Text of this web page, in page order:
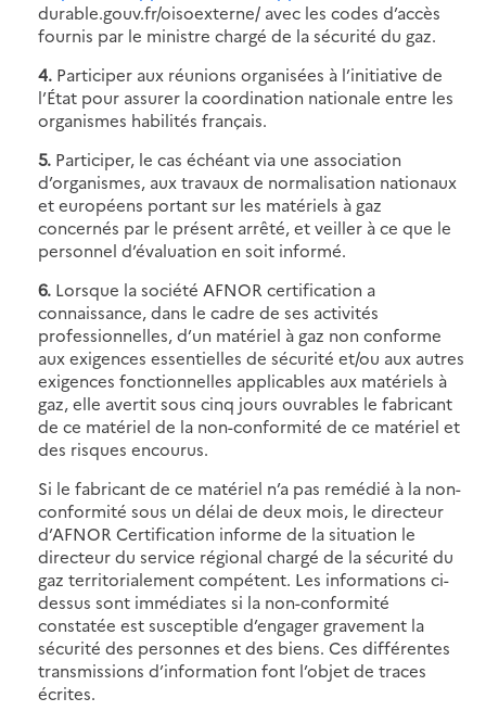
durable.gouv.fr/oisoexterne/ avec les codes d’accès
fournis par le ministre chargé de la sécurité du gaz.
4. Participer aux réunions organisées à l’initiative de
l’État pour assurer la coordination nationale entre les
organismes habilités français.
5. Participer, le cas échéant via une association
d’organismes, aux travaux de normalisation nationaux
et européens portant sur les matériels à gaz
concernés par le présent arrêté, et veiller à ce que le
personnel d’évaluation en soit informé.
6. Lorsque la société AFNOR certification a
connaissance, dans le cadre de ses activités
professionnelles, d’un matériel à gaz non conforme
aux exigences essentielles de sécurité et/ou aux autres
exigences fonctionnelles applicables aux matériels à
gaz, elle avertit sous cinq jours ouvrables le fabricant
de ce matériel de la non-conformité de ce matériel et
des risques encourus.
Si le fabricant de ce matériel n’a pas remédié à la non-
conformité sous un délai de deux mois, le directeur
d’AFNOR Certification informe de la situation le
directeur du service régional chargé de la sécurité du
gaz territorialement compétent. Les informations ci-
dessus sont immédiates si la non-conformité
constatée est susceptible d’engager gravement la
sécurité des personnes et des biens. Ces différentes
transmissions d’information font l’objet de traces
écrites.